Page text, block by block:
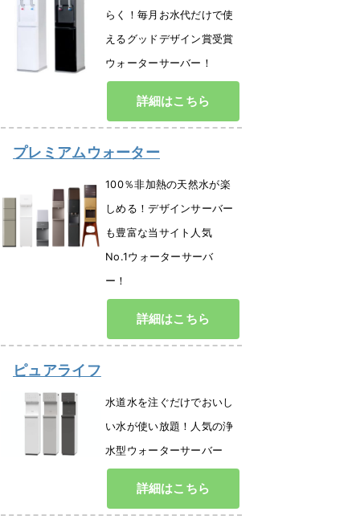
らく！毎月お水代だけで使
えるグッドデザイン賞受賞
ウォーターサーバー！
詳細はこちら
プレミアムウォーター
100％非加熱の天然水が楽
しめる！デザインサーバー
も豊富な当サイト人気
No.1ウォーターサーバ
ー！
詳細はこちら
ピュアライフ
水道水を注ぐだけでおいし
い水が使い放題！人気の浄
水型ウォーターサーバー
詳細はこちら